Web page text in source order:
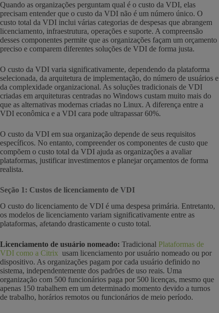
Quando as organizações perguntam qual é o custo da VDI, elas
precisam entender que o custo da VDI não é um número único. O
custo total da VDI inclui várias categorias de despesas que abrangem
licenciamento, infraestrutura, operações e suporte. A compreensão
desses componentes permite que as organizações façam um orçamento
preciso e comparem diferentes soluções de VDI de forma justa.
O custo da VDI varia significativamente, dependendo da plataforma
selecionada, da arquitetura de implementação, do número de usuários e
da complexidade organizacional. As soluções tradicionais de VDI
criadas em arquiteturas centradas no Windows custam muito mais do
que as alternativas modernas criadas no Linux. A diferença entre a
VDI econômica e a VDI cara pode ultrapassar 60%.
O custo da VDI em sua organização depende de seus requisitos
específicos. No entanto, compreender os componentes de custo que
compõem o custo total da VDI ajuda as organizações a avaliar
plataformas, justificar investimentos e planejar orçamentos de forma
realista.
Seção 1: Custos de licenciamento de VDI
O custo do licenciamento de VDI é uma despesa primária. Entretanto,
os modelos de licenciamento variam significativamente entre as
plataformas, afetando drasticamente o custo total.
Licenciamento de usuário nomeado: Tradicional Plataformas de
VDI como a Citrix usam licenciamento por usuário nomeado ou por
dispositivo. As organizações pagam por cada usuário definido no
sistema, independentemente dos padrões de uso reais. Uma
organização com 500 funcionários paga por 500 licenças, mesmo que
apenas 150 trabalhem em um determinado momento devido a turnos
de trabalho, horários remotos ou funcionários de meio período.